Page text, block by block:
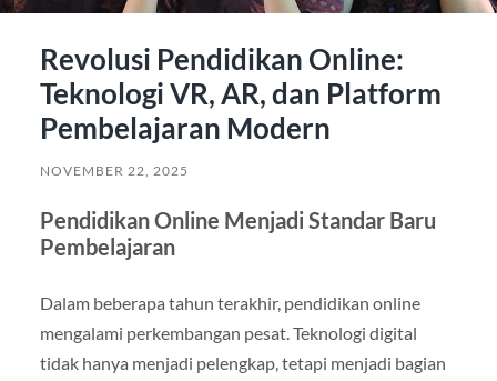
Revolusi Pendidikan Online:
Teknologi VR, AR, dan Platform
Pembelajaran Modern
NOVEMBER 22, 2025
Pendidikan Online Menjadi Standar Baru
Pembelajaran
Dalam beberapa tahun terakhir, pendidikan online
mengalami perkembangan pesat. Teknologi digital
tidak hanya menjadi pelengkap, tetapi menjadi bagian